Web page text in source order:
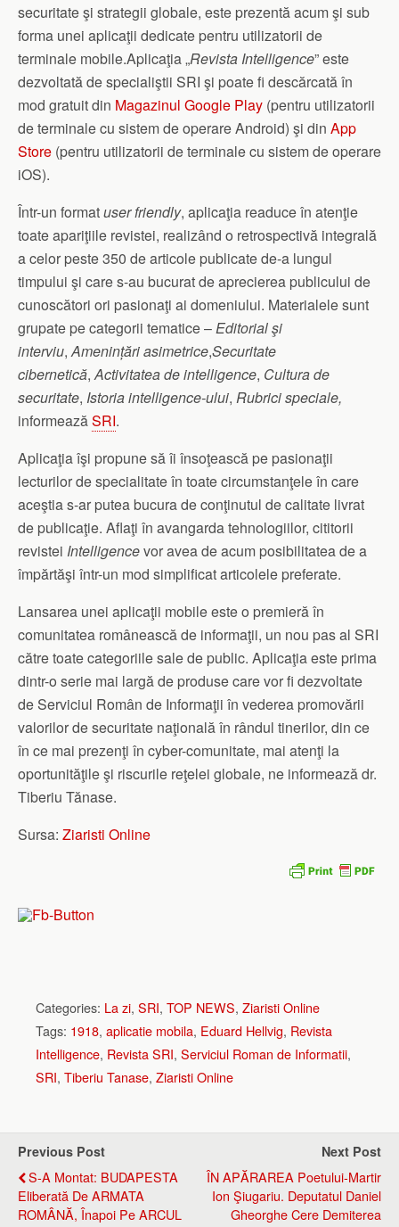
securitate şi strategii globale, este prezentă acum şi sub
forma unei aplicaţii dedicate pentru utilizatorii de
terminale mobile.Aplicaţia „Revista Intelligence” este
dezvoltată de specialiştii SRI şi poate fi descărcată în
mod gratuit din Magazinul Google Play (pentru utilizatorii
de terminale cu sistem de operare Android) şi din App
Store (pentru utilizatorii de terminale cu sistem de operare
iOS).
Într-un formatuser friendly, aplicaţia readuce în atenţie
toate apariţiile revistei, realizând o retrospectivă integrală
a celor peste 350 de articole publicate de-a lungul
timpului şi care s-au bucurat de aprecierea publicului de
cunoscători ori pasionaţi ai domeniului. Materialele sunt
grupate pe categorii tematice –Editorial şi
interviu,Amenințări asimetrice,Securitate
cibernetică,Activitatea de intelligence, Cultura de
securitate, Istoria intelligence-ului, Rubrici speciale,
informeazăSRI.
Aplicaţia îşi propune să îi însoţească pe pasionaţii
lecturilor de specialitate în toate circumstanţele în care
aceştia s-ar putea bucura de conţinutul de calitate livrat
de publicaţie. Aflaţi în avangarda tehnologiilor, cititorii
revistei Intelligencevor avea de acum posibilitatea de a
împărtăşi într-un mod simplificat articolele preferate.
Lansarea unei aplicaţii mobile este o premieră în
comunitatea românească de informaţii, un nou pas al SRI
către toate categoriile sale de public. Aplicaţia este prima
dintr-o serie mai largă de produse care vor fi dezvoltate
de Serviciul Român de Informaţii în vederea promovării
valorilor de securitate naţională în rândul tinerilor, din ce
în ce mai prezenţi în cyber-comunitate, mai atenţi la
oportunităţile şi riscurile reţelei globale, ne informează dr.
Tiberiu Tănase.
Sursa: Ziaristi Online
Categories: La zi, SRI, TOP NEWS, Ziaristi Online
Tags: 1918, aplicatie mobila, Eduard Hellvig, Revista
Intelligence, Revista SRI, Serviciul Roman de Informatii,
SRI, Tiberiu Tanase, Ziaristi Online
Previous Post
S-A Montat: BUDAPESTA
Eliberată De ARMATA
ROMÂNĂ, Înapoi Pe ARCUL
Next Post
ÎN APĂRAREA Poetului-Martir
Ion Şiugariu. Deputatul Daniel
Gheorghe Cere Demiterea